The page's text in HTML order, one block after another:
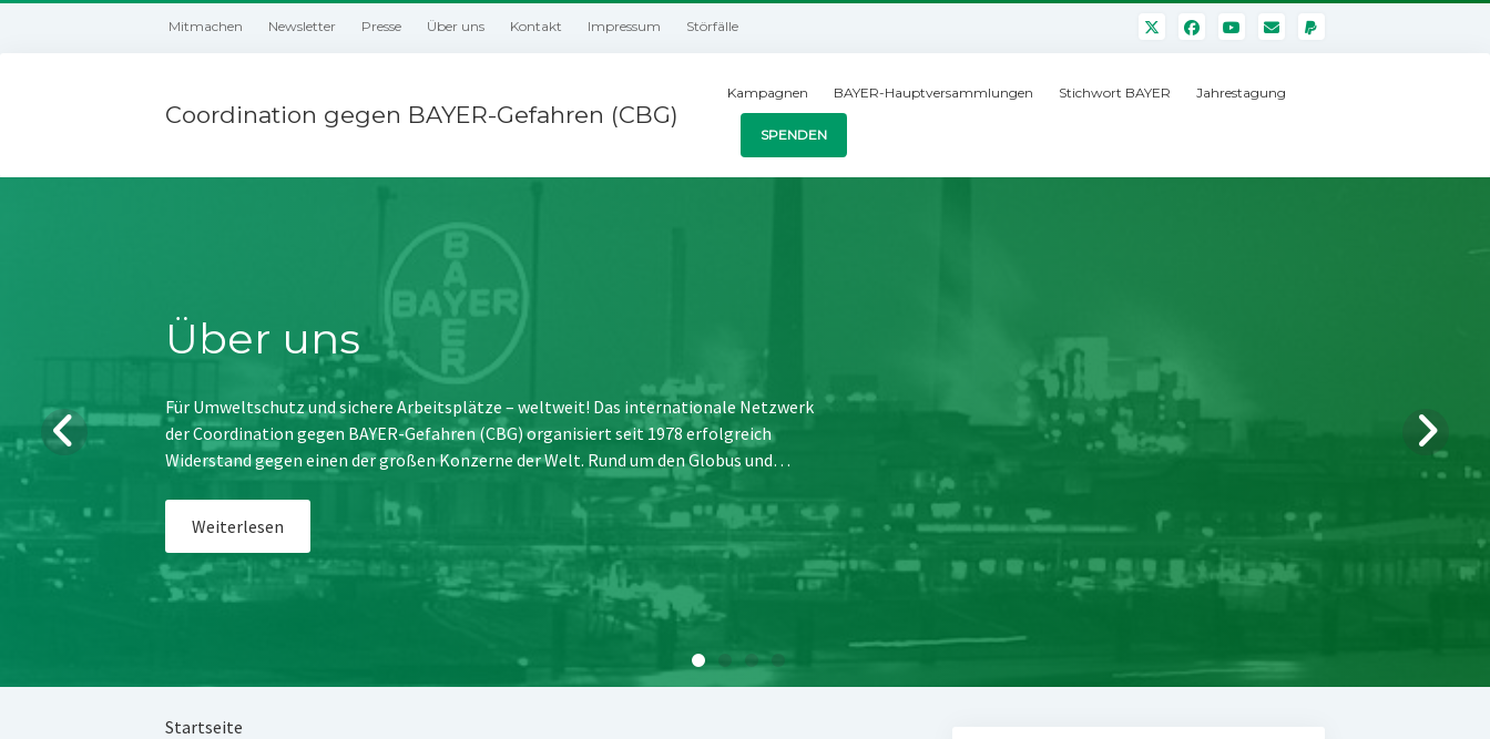
Mitmachen Newsletter Presse Über uns Kontakt Impressum Störfälle
Coordination gegen BAYER-Gefahren (CBG)
Kampagnen BAYER-Hauptversammlungen Stichwort BAYER Jahrestagung
SPENDEN
Über uns
Für Umweltschutz und sichere Arbeitsplätze – weltweit! Das internationale Netzwerk
der Coordination gegen BAYER-Gefahren (CBG) organisiert seit 1978 erfolgreich
Widerstand gegen einen der großen Konzerne der Welt. Rund um den Globus und…
Weiterlesen
Startseite